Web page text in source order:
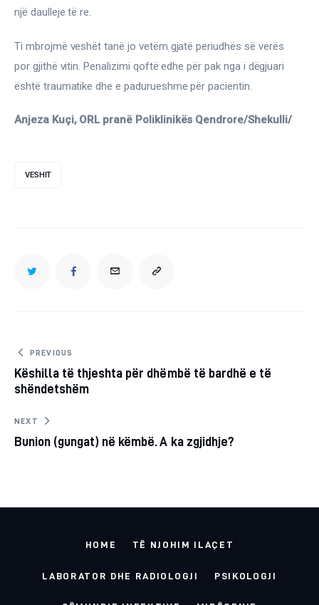
një daulleje të re.
Ti mbrojmë veshët tanë jo vetëm gjatë periudhës së verës
por gjithë vitin. Penalizimi qoftë edhe për pak nga i dëgjuari
është traumatike dhe e padurueshme për pacientin.
Anjeza Kuçi, ORL pranë Poliklinikës Qendrore/Shekulli/
VESHIT
TWITTERFACEBOOKEMAIL COPY
CLIPBOARD
Post
navigation
PREVIOUS
Këshilla të thjeshta për dhëmbë të bardhë e të
shëndetshëm
NEXT
Bunion (gungat) në këmbë. A ka zgjidhje?
HOME TË NJOHIM ILAÇET
LABORATOR DHE RADIOLOGJI PSIKOLOGJI